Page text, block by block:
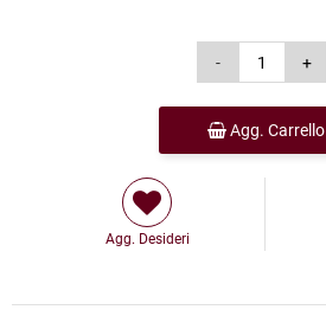
Agg. Carrello
Agg. Desideri